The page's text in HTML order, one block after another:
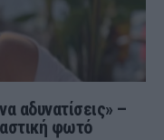
αδυνατίσεις» –
φωτό